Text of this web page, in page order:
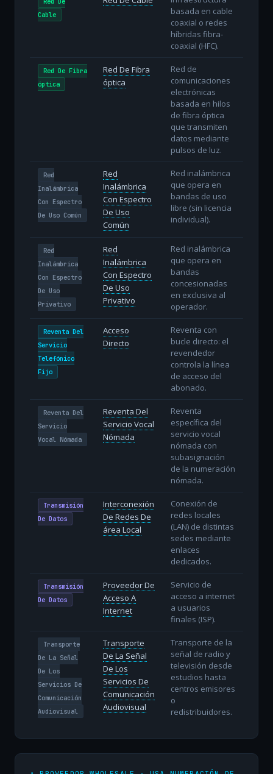
Cable
basada en cable
coaxial o redes
híbridas fibra-
coaxial (HFC).
Red De Fibra
óptica
Red De Fibra
óptica
Red de
comunicaciones
electrónicas
basada en hilos
de fibra óptica
que transmiten
datos mediante
pulsos de luz.
Red
Inalámbrica
Con Espectro
De Uso Común
Red
Inalámbrica
Con Espectro
De Uso
Común
Red inalámbrica
que opera en
bandas de uso
libre (sin licencia
individual).
Red
Inalámbrica
Con Espectro
De Uso
Privativo
Red
Inalámbrica
Con Espectro
De Uso
Privativo
Red inalámbrica
que opera en
bandas
concesionadas
en exclusiva al
operador.
Reventa Del
Servicio
Telefónico
Fijo
Acceso
Directo
Reventa con
bucle directo: el
revendedor
controla la línea
de acceso del
abonado.
Reventa Del
Servicio
Vocal Nómada
Reventa Del
Servicio Vocal
Nómada
Reventa
específica del
servicio vocal
nómada con
subasignación
de la numeración
nómada.
Transmisión
De Datos
Interconexión
De Redes De
área Local
Conexión de
redes locales
(LAN) de distintas
sedes mediante
enlaces
dedicados.
Transmisión
De Datos
Proveedor De
Acceso A
Internet
Servicio de
acceso a internet
a usuarios
finales (ISP).
Transporte
De La Señal
De Los
Servicios De
Comunicación
Audiovisual
Transporte
De La Señal
De Los
Servicios De
Comunicación
Audiovisual
Transporte de la
señal de radio y
televisión desde
estudios hasta
centros emisores
o
redistribuidores.